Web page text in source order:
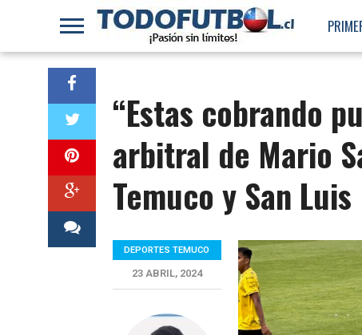
“Estas cobrando
arbitral de Mario
Temuco y San Luis
DEPORTES TEMUCO
23 ABRIL, 2024